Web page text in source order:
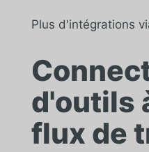
Plus d'intégrations
d'outils
flux de